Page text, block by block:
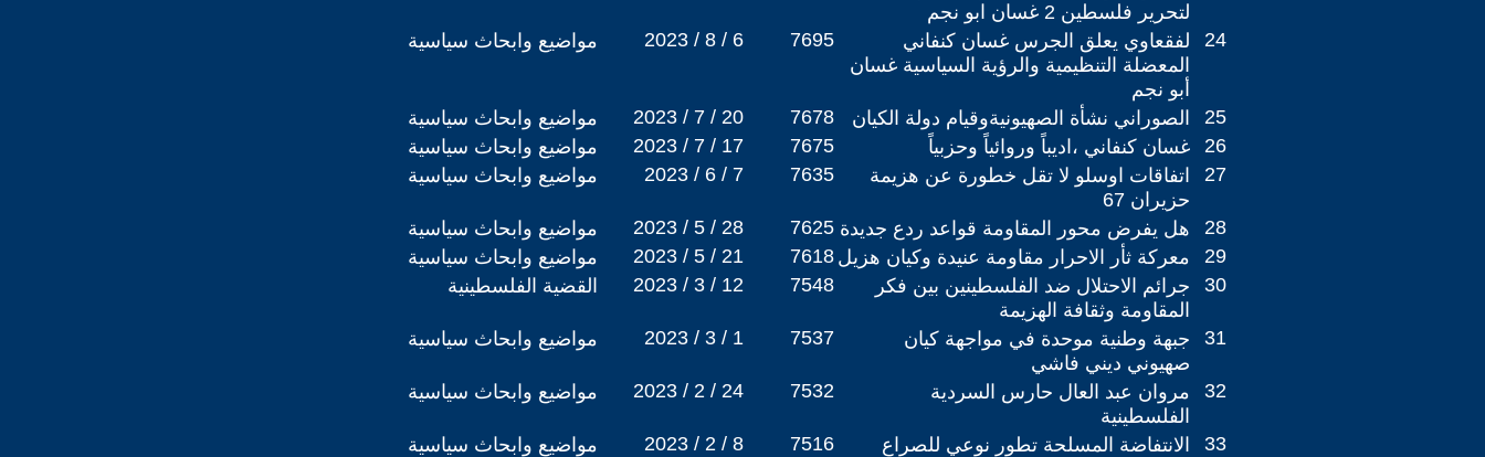
لتحرير فلسطين 2 ‎غسان ابو نجم
مواضيع وابحاث سياسية 2023 / 8 / 6 7695
لفقعاوي يعلق الجرس غسان كنفاني
المعضلة التنظيمية والرؤية السياسية غسان
أبو نجم
24
مواضيع وابحاث سياسية 2023 / 7 / 20 7678 الصوراني نشأة الصهيونيةوقيام دولة الكيان
25
مواضيع وابحاث سياسية
2023 / 7 / 17 7675 غسان كنفاني ،اديباً وروائياً وحزبياً
26
مواضيع وابحاث سياسية
2023 / 6 / 7 7635
‎اتفاقات اوسلو ‎لا تقل خطورة عن هزيمة
حزيران 67
27
مواضيع وابحاث سياسية 2023 / 5 / 28 7625 هل يفرض محور المقاومة قواعد ردع جديدة
28
مواضيع وابحاث سياسية
2023 / 5 / 21 7618 معركة ثأر الاحرار مقاومة عنيدة وكيان هزيل
29
القضية الفلسطينية
2023 / 3 / 12 7548
جرائم الاحتلال ضد الفلسطينين بين فكر
المقاومة وثقافة الهزيمة
30
مواضيع وابحاث سياسية 2023 / 3 / 1 7537
جبهة وطنية موحدة في مواجهة كيان
صهيوني ديني فاشي
31
مواضيع وابحاث سياسية 2023 / 2 / 24 7532
مروان عبد العال حارس السردية
الفلسطينية
32
مواضيع وابحاث سياسية 2023 / 2 / 8 7516
الانتفاضة المسلحة تطور نوعي للصراع
33